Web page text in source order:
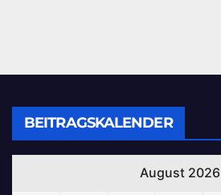
BEITRAGSKALENDER
August 2026